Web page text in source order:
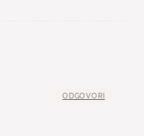
ODGOVORI